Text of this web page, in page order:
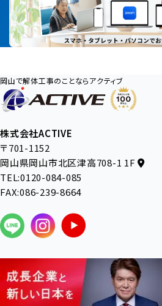
岡山で解体工事のことならアクティブ
株式会社ACTIVE
〒701-1152
岡山県岡山市北区津高708-1 1F
TEL:0120-084-085
FAX:086-239-8664